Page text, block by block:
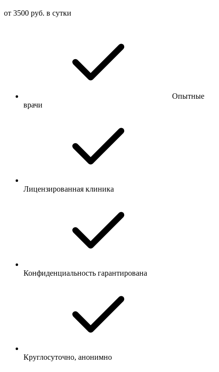
от 3500 руб. в сутки
Опытные
врачи
Лицензированная клиника
Конфиденциальность гарантирована
Круглосуточно, анонимно